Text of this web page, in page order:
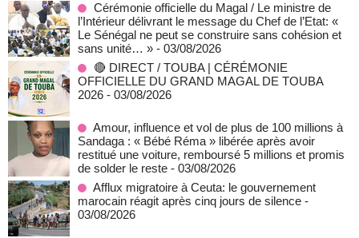
Cérémonie officielle du Magal / Le ministre de
l’Intérieur délivrant le message du Chef de l’Etat: «
Le Sénégal ne peut se construire sans cohésion et
sans unité… » - 03/08/2026
🔴 DIRECT / TOUBA | CÉRÉMONIE
OFFICIELLE DU GRAND MAGAL DE TOUBA
2026 - 03/08/2026
Amour, influence et vol de plus de 100 millions à
Sandaga : « Bébé Réma » libérée après avoir
restitué une voiture, remboursé 5 millions et promis
de solder le reste - 03/08/2026
Afflux migratoire à Ceuta: le gouvernement
marocain réagit après cinq jours de silence -
03/08/2026